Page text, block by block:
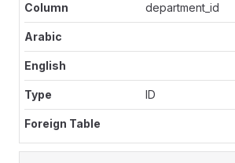
department_id
ID